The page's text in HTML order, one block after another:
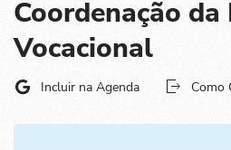
Coordenação
Vocacional
Incluir na Agenda Como